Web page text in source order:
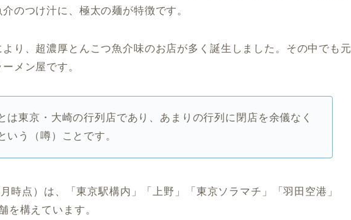
のつけ汁に、極太の麺が特徴です。
り、超濃厚とんこつ魚介味のお店が多く誕生しました。その中でも元
メン屋です。
は東京・大崎の行列店であり、あまりの行列に閉店を余儀なく
いう（噂）ことです。
時点）は、「東京駅構内」「上野」「東京ソラマチ」「羽田空港」
を構えています。